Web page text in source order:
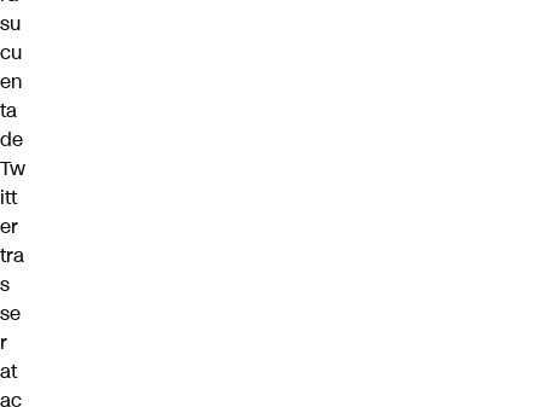
su
cu
en
ta
de
Tw
itt
er
tra
s
se
r
at
ac